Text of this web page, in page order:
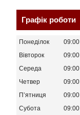
Графік роботи
Понеділок 09:00
Вівторок
09:00
Середа
09:00
Четвер
09:00
Пʼятниця
09:00
Субота
09:00